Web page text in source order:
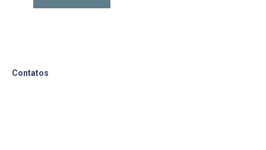
Contatos